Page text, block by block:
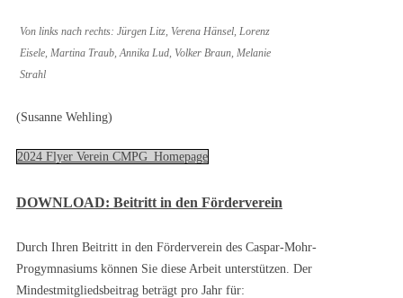
Von links nach rechts: Jürgen Litz, Verena Hänsel, Lorenz
Eisele, Martina Traub, Annika Lud, Volker Braun, Melanie
Strahl
(Susanne Wehling)
2024 Flyer Verein CMPG_Homepage
DOWNLOAD: Beitritt in den Förderverein
Durch Ihren Beitritt in den Förderverein des Caspar-Mohr-
Progymnasiums können Sie diese Arbeit unterstützen. Der
Mindestmitgliedsbeitrag beträgt pro Jahr für: